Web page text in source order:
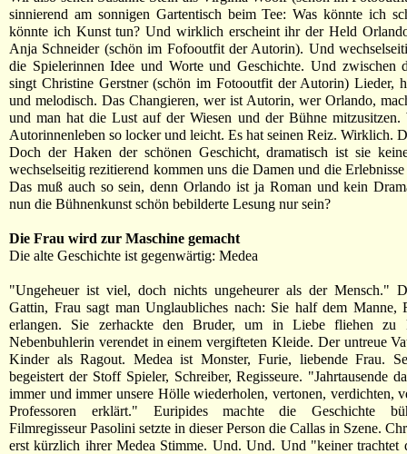
sinnierend am sonnigen Gartentisch beim Tee: Was könnte ich
könnte ich Kunst tun? Und wirklich erscheint ihr der Held
Anja Schneider (schön im Fofooutfit der Autorin). Und
die Spielerinnen Idee und Worte und Geschichte. Und zwischen
singt Christine Gerstner (schön im Fotooutfit der Autorin) Lieder,
und melodisch. Das Changieren, wer ist Autorin, wer Orlando,
und man hat die Lust auf der Wiesen und der Bühne mitzusitzen.
Autorinnenleben so locker und leicht. Es hat seinen Reiz. Wirklich.
Doch der Haken der schönen Geschicht, dramatisch ist sie
wechselseitig rezitierend kommen uns die Damen und die
Das muß auch so sein, denn Orlando ist ja Roman und kein
nun die Bühnenkunst schön bebilderte Lesung nur sein?
Die Frau wird zur Maschine gemacht
Die alte Geschichte ist gegenwärtig: Medea
"Ungeheuer ist viel, doch nichts ungeheurer als der Mensch."
Gattin, Frau sagt man Unglaubliches nach: Sie half dem Manne,
erlangen. Sie zerhackte den Bruder, um in Liebe fliehen zu
Nebenbuhlerin verendet in einem vergifteten Kleide. Der untreue
Kinder als Ragout. Medea ist Monster, Furie, liebende Frau.
begeistert der Stoff Spieler, Schreiber, Regisseure. "Jahrtausende
immer und immer unsere Hölle wiederholen, vertonen, verdichten,
Professoren erklärt." Euripides machte die Geschichte
Filmregisseur Pasolini setzte in dieser Person die Callas in Szene.
erst kürzlich ihrer Medea Stimme. Und. Und. Und "keiner trachtet